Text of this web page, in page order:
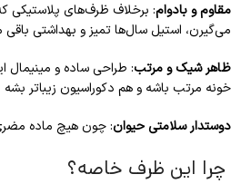
مقاوم و بادوام: برخلاف ظرف‌های پلاستیکی
می‌گیرن، استیل سال‌ها تمیز و بهداشتی باقی
ظاهر شیک و مرتب: طراحی ساده و
خونه مرتب باشه و هم دکوراسیون زیباتر بشه
دوستدار سلامتی حیوان: چون هیچ ماده
چرا این ظرف خاصه؟